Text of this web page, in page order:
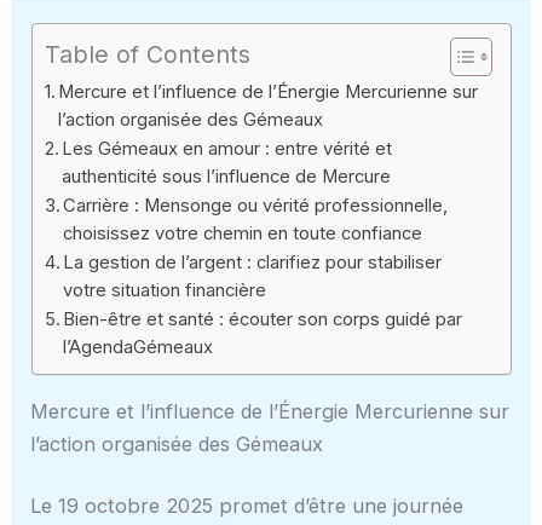
Table of Contents
Mercure et l’influence de l’Énergie Mercurienne sur
l’action organisée des Gémeaux
Les Gémeaux en amour : entre vérité et
authenticité sous l’influence de Mercure
Carrière : Mensonge ou vérité professionnelle,
choisissez votre chemin en toute confiance
La gestion de l’argent : clarifiez pour stabiliser
votre situation financière
Bien-être et santé : écouter son corps guidé par
l’AgendaGémeaux
Mercure et l’influence de l’Énergie Mercurienne sur
l’action organisée des Gémeaux
Le 19 octobre 2025 promet d’être une journée